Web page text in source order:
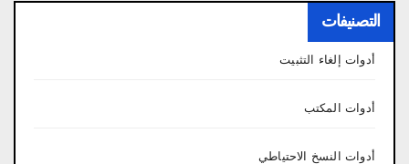
التصنيفات
أدوات إلغاء التثبيت
أدوات المكتب
أدوات النسخ الاحتياطي